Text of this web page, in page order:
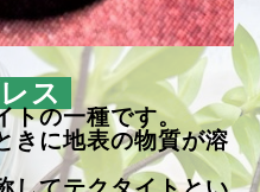
ス
の一種です。
きに地表の物質が溶